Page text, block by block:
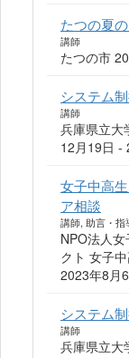
たつの夏
講師
たつの市
システム
講師
兵庫県立大
12月19日 -
女子中高
ア相談
講師, 助言・指
NPO法人
クト 女子
2023年8月
システム
講師
兵庫県立大